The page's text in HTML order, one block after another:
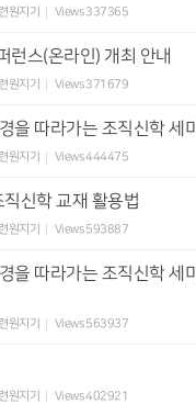
원지기 Views 337365
런스(온라인) 개최 안내
원지기 Views 371679
을 따라가는 조직신학 세
원지기 Views444475
신학 교재 활용법
원지기 Views 593887
을 따라가는 조직신학 세
원지기 Views 563937
원지기 Views402921